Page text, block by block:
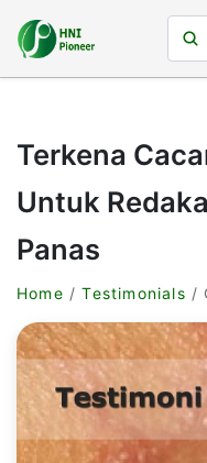
Terkena
Untuk
Panas
Home /Testimonials /